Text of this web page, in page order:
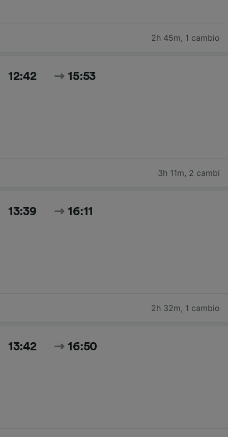
2h 45m, 1 cambio
12:42 15:53
3h 11m, 2 cambi
13:39 16:11
2h 32m, 1 cambio
13:42 16:50